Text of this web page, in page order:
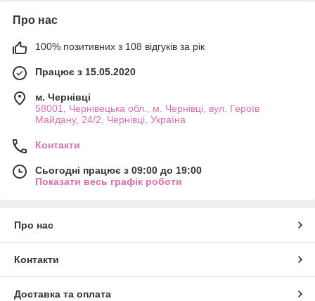
Про нас
100% позитивних з 108 відгуків за рік
Працює з 15.05.2020
м. Чернівці
58001, Чернівецька обл., м. Чернівці, вул. Героїв
Майдану, 24/2, Чернівці, Україна
Контакти
Сьогодні працює з 09:00 до 19:00
Показати весь графік роботи
Про нас
Контакти
Доставка та оплата